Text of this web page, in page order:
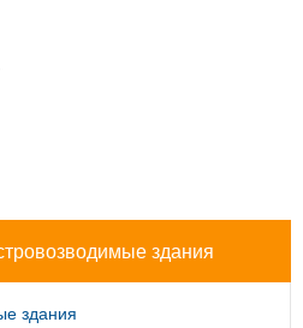
здания
здания